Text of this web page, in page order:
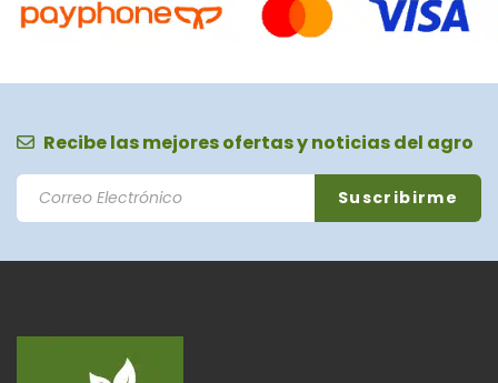
Recibe las mejores ofertas y noticias del agro